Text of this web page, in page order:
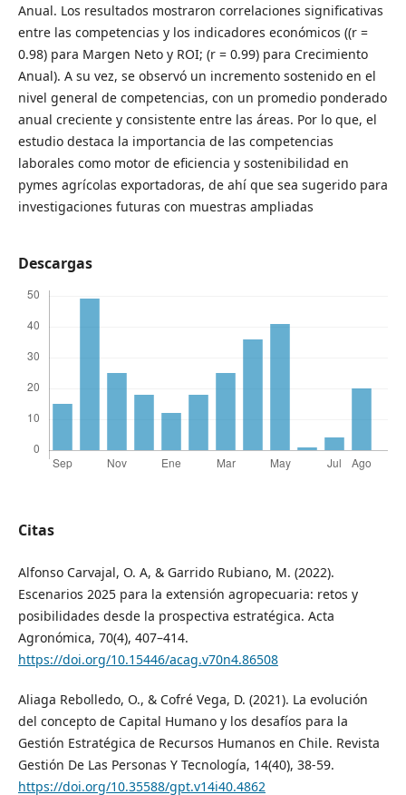
Anual. Los resultados mostraron correlaciones significativas
entre las competencias y los indicadores económicos ((r =
0.98) para Margen Neto y ROI; (r = 0.99) para Crecimiento
Anual). A su vez, se observó un incremento sostenido en el
nivel general de competencias, con un promedio ponderado
anual creciente y consistente entre las áreas. Por lo que, el
estudio destaca la importancia de las competencias
laborales como motor de eficiencia y sostenibilidad en
pymes agrícolas exportadoras, de ahí que sea sugerido para
investigaciones futuras con muestras ampliadas
Descargas
Citas
Alfonso Carvajal, O. A, & Garrido Rubiano, M. (2022).
Escenarios 2025 para la extensión agropecuaria: retos y
posibilidades desde la prospectiva estratégica. Acta
Agronómica, 70(4), 407–414.
https://doi.org/10.15446/acag.v70n4.86508
Aliaga Rebolledo, O., & Cofré Vega, D. (2021). La evolución
del concepto de Capital Humano y los desafíos para la
Gestión Estratégica de Recursos Humanos en Chile. Revista
Gestión De Las Personas Y Tecnología, 14(40), 38-59.
https://doi.org/10.35588/gpt.v14i40.4862